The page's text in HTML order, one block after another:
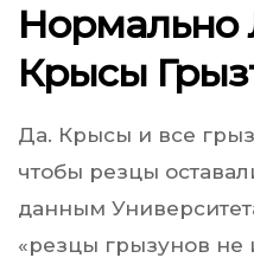
Нормально
Крысы
Да. Крысы и все
чтобы резцы
данным
«резцы грызунов не